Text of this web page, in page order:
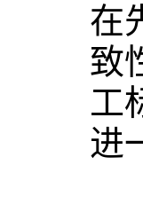
在
致
工
进